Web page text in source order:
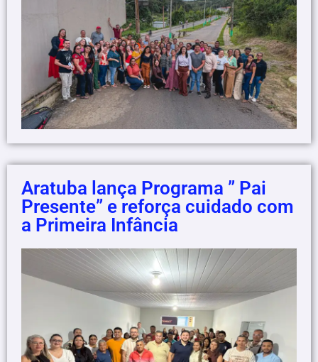
Aratuba lança Programa ” Pai
Presente” e reforça cuidado com
a Primeira Infância